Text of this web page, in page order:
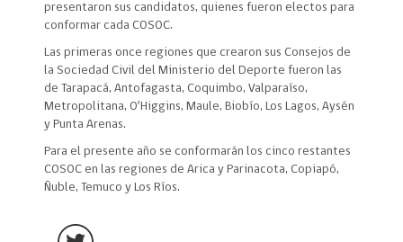
presentaron sus candidatos, quienes fueron electos para
conformar cada COSOC.
Las primeras once regiones que crearon sus Consejos de
la Sociedad Civil del Ministerio del Deporte fueron las
de Tarapacá, Antofagasta, Coquimbo, Valparaíso,
Metropolitana, O’Higgins, Maule, Biobío, Los Lagos, Aysén
y Punta Arenas.
Para el presente año se conformarán los cinco restantes
COSOC en las regiones de Arica y Parinacota, Copiapó,
Ñuble, Temuco y Los Ríos.